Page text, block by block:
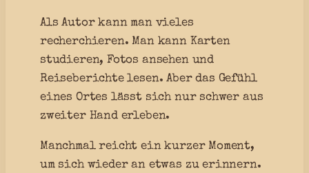
Als Autor kann man vieles
recherchieren. Man kann Karten
studieren, Fotos ansehen und
Reiseberichte lesen. Aber das Gefühl
eines Ortes lässt sich nur schwer aus
zweiter Hand erleben.
Manchmal reicht ein kurzer Moment,
um sich wieder an etwas zu erinnern.